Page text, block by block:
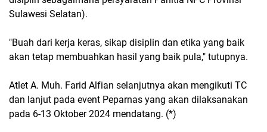
Sulawesi Selatan).
"Buah dari kerja keras, sikap disiplin dan etika yang baik
akan tetap membuahkan hasil yang baik pula," tutupnya.
Atlet A. Muh. Farid Alfian selanjutnya akan mengikuti TC
dan lanjut pada event Peparnas yang akan dilaksanakan
pada 6-13 Oktober 2024 mendatang. (*)